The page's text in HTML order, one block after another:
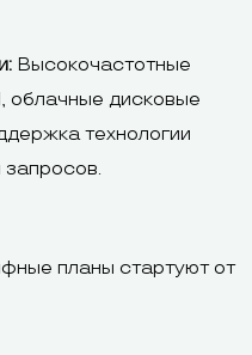
Высокочастотные
облачные дисковые
технологии
планы стартуют от